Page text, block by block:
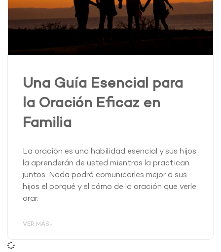
Una Guía Esencial para
la Oración Eficaz en
Familia
La oración es una habilidad esencial y sus hijos
la aprenderán de usted mientras la practican
juntos. Nada podrá comunicarles mejor a sus
hijos el porqué y el cómo de la oración que verle
orar.
VER MÁS»